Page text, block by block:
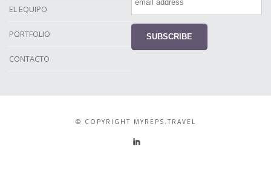
EL EQUIPO
PORTFOLIO
CONTACTO
© COPYRIGHT MYREPS.TRAVEL